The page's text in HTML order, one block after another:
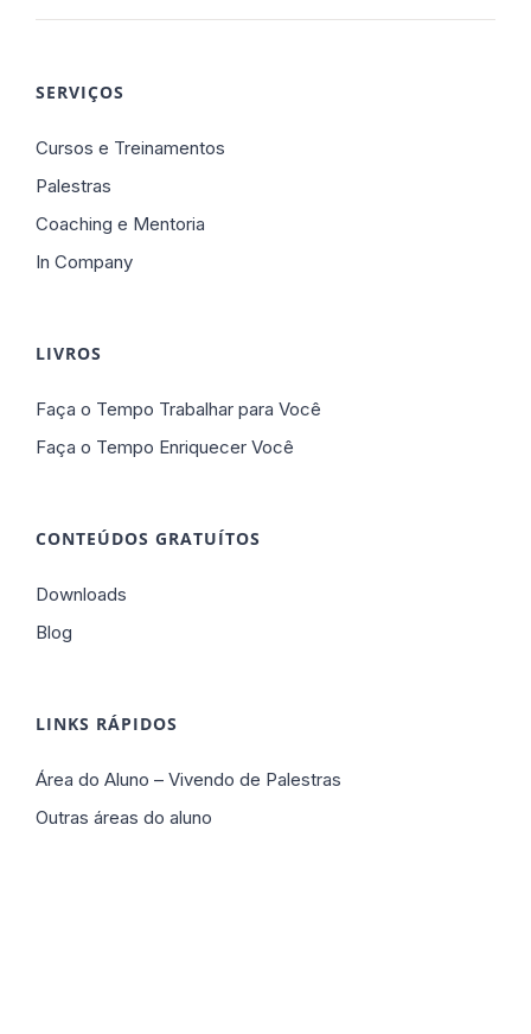
SERVIÇOS
Cursos e Treinamentos
Palestras
Coaching e Mentoria
In Company
LIVROS
Faça o Tempo Trabalhar para Você
Faça o Tempo Enriquecer Você
CONTEÚDOS GRATUÍTOS
Downloads
Blog
LINKS RÁPIDOS
Área do Aluno – Vivendo de Palestras
Outras áreas do aluno